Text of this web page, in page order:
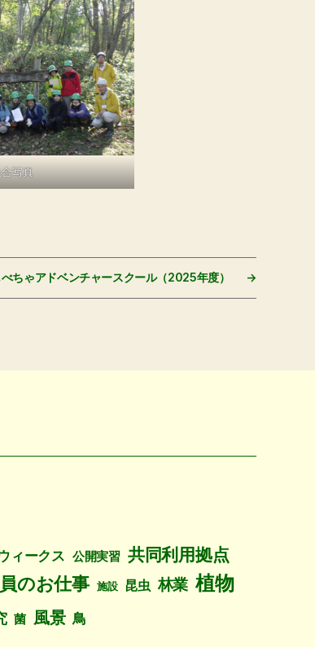
写真
→
べちゃアドベンチャースクール（2025年度）
ィークス 公開実習 共同利用拠点
のお仕事 施設 昆虫 林業 植物
菌 風景 鳥